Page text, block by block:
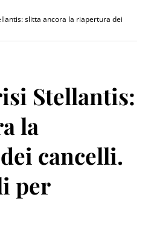
slitta ancora la riapertura dei
Stellantis:
la
cancelli.
per